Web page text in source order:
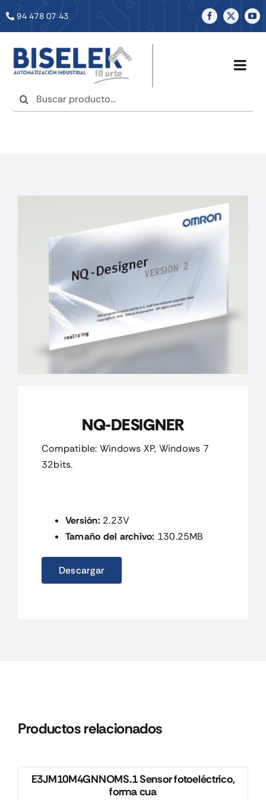
94 478 07 43
Buscar:
INICIO
CONTACTO
MI CUENTA
CARRITO
NQ-DESIGNER
Compatible: Windows XP, Windows 7
32bits.
Versión: 2.23V
Tamaño del archivo: 130.25MB
Descargar
Productos relacionados
E3JM10M4GNNOMS.1 Sensor fotoeléctrico,
forma cua